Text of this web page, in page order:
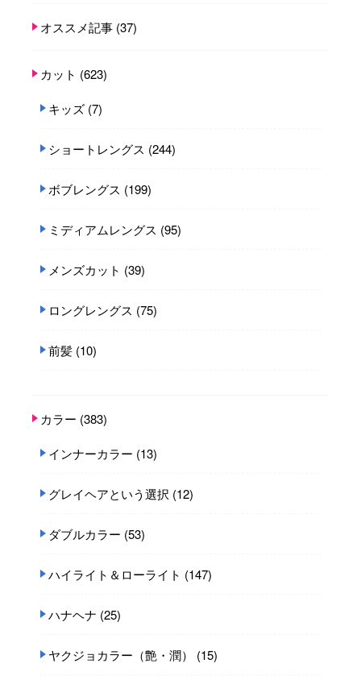
オススメ記事 (37)
カット (623)
キッズ (7)
ショートレングス (244)
ボブレングス (199)
ミディアムレングス (95)
メンズカット (39)
ロングレングス (75)
前髪 (10)
カラー (383)
インナーカラー (13)
グレイヘアという選択 (12)
ダブルカラー (53)
ハイライト＆ローライト (147)
ハナヘナ (25)
ヤクジョカラー（艶・潤） (15)